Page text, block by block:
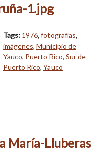
1.jpg
Tags: 1976, fotografías,
imágenes, Municipio de
Yauco, Puerto Rico, Sur de
Puerto Rico, Yauco
María-Lluberas